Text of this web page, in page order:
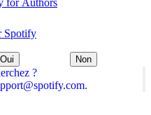
?
for Authors
Spotify
Oui Non